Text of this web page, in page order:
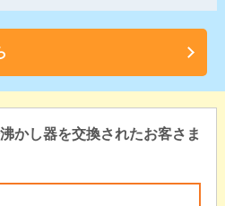
かし器を交換されたお客さま